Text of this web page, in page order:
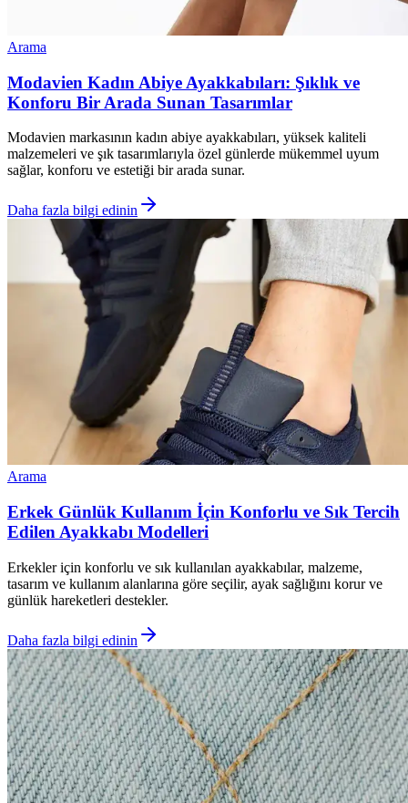
Arama
Modavien Kadın Abiye Ayakkabıları: Şıklık ve
Konforu Bir Arada Sunan Tasarımlar
Modavien markasının kadın abiye ayakkabıları, yüksek kaliteli
malzemeleri ve şık tasarımlarıyla özel günlerde mükemmel uyum
sağlar, konforu ve estetiği bir arada sunar.
Daha fazla bilgi edinin
Arama
Erkek Günlük Kullanım İçin Konforlu ve Sık Tercih
Edilen Ayakkabı Modelleri
Erkekler için konforlu ve sık kullanılan ayakkabılar, malzeme,
tasarım ve kullanım alanlarına göre seçilir, ayak sağlığını korur ve
günlük hareketleri destekler.
Daha fazla bilgi edinin